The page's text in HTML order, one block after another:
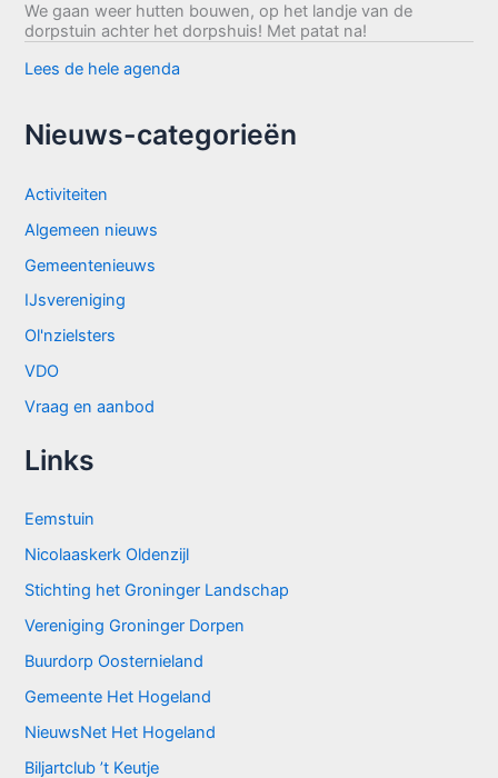
We gaan weer hutten bouwen, op het landje van de
dorpstuin achter het dorpshuis! Met patat na!
Lees de hele agenda
Nieuws-categorieën
Activiteiten
Algemeen nieuws
Gemeentenieuws
IJsvereniging
Ol'nzielsters
VDO
Vraag en aanbod
Links
Eemstuin
Nicolaaskerk Oldenzijl
Stichting het Groninger Landschap
Vereniging Groninger Dorpen
Buurdorp Oosternieland
Gemeente Het Hogeland
NieuwsNet Het Hogeland
Biljartclub ’t Keutje